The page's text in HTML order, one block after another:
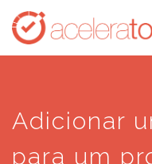
Skip
main
Adicionar
para um